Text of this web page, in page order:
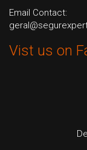
Email Contact:
Vist us on